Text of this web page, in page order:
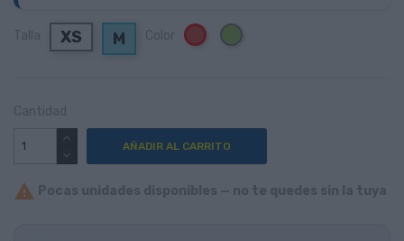
XS M Rojo Verde
AÑADIR AL CARRITO
